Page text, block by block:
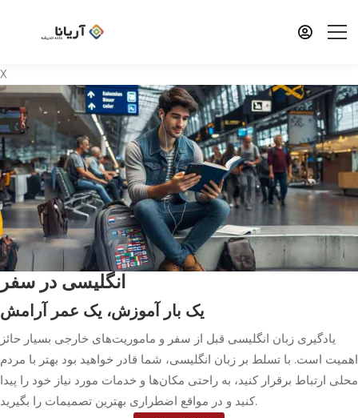
X
انگلیسی در سفر
یک بار آموزش، یک عمر آرامش
یادگیری زبان انگلیسی قبل از سفر و ماموریت‌های خارجی بسیار حائز
اهمیت است. با تسلط بر زبان انگلیسی، شما قادر خواهید بود بهتر با مردم
محلی ارتباط برقرار کنید، به راحتی مکان‌ها و خدمات مورد نیاز خود را پیدا
کنید و در مواقع اضطراری بهترین تصمیمات را بگیرید.